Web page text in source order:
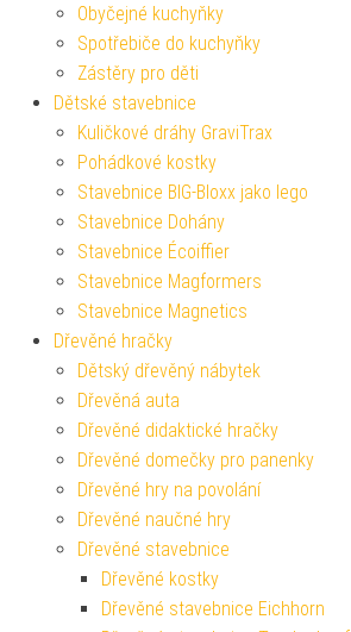
Obyčejné kuchyňky
Spotřebiče do kuchyňky
Zástěry pro děti
Dětské stavebnice
Kuličkové dráhy GraviTrax
Pohádkové kostky
Stavebnice BIG-Bloxx jako lego
Stavebnice Dohány
Stavebnice Écoiffier
Stavebnice Magformers
Stavebnice Magnetics
Dřevěné hračky
Dětský dřevěný nábytek
Dřevěná auta
Dřevěné didaktické hračky
Dřevěné domečky pro panenky
Dřevěné hry na povolání
Dřevěné naučné hry
Dřevěné stavebnice
Dřevěné kostky
Dřevěné stavebnice Eichhorn